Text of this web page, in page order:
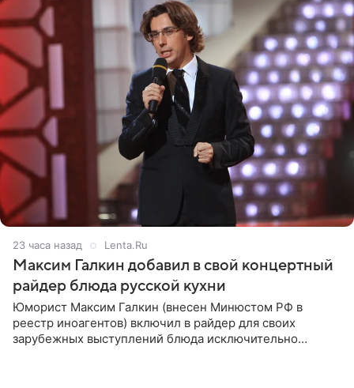
23 часа назад Lenta.Ru
Максим Галкин добавил в свой концертный
райдер блюда русской кухни
Юморист Максим Галкин (внесен Минюстом РФ в
реестр иноагентов) включил в райдер для своих
зарубежных выступлений блюда исключительно